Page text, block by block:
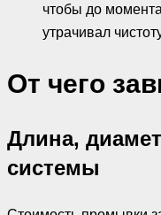
чтобы до
утрачивал
От чего
Длина,
системы